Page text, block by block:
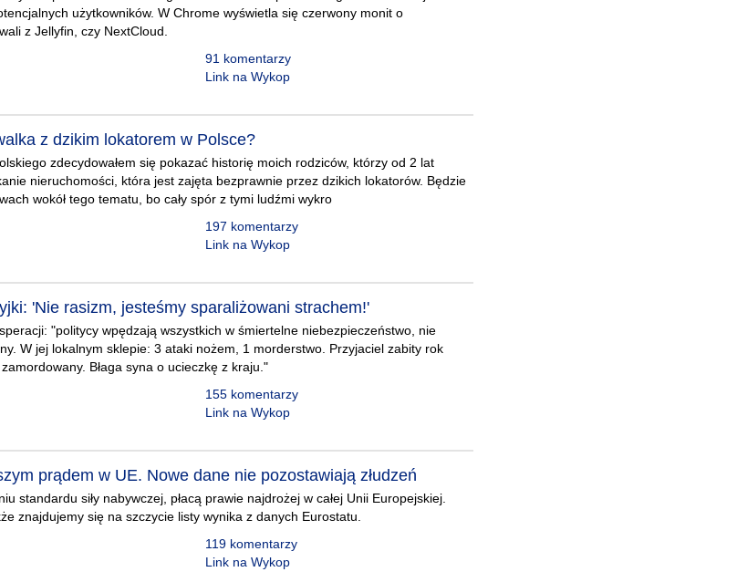
użytkowników. W Chrome wyświetla się czerwony monit o
z Jellyfin, czy NextCloud.
91 komentarzy
Link na Wykop
z dzikim lokatorem w Polsce?
zdecydowałem się pokazać historię moich rodziców, którzy od 2 lat
nieruchomości, która jest zajęta bezprawnie przez dzikich lokatorów. Będzie
wokół tego tematu, bo cały spór z tymi ludźmi wykro
197 komentarzy
Link na Wykop
'Nie rasizm, jesteśmy sparaliżowani strachem!'
"politycy wpędzają wszystkich w śmiertelne niebezpieczeństwo, nie
W jej lokalnym sklepie: 3 ataki nożem, 1 morderstwo. Przyjaciel zabity rok
Błaga syna o ucieczkę z kraju."
155 komentarzy
Link na Wykop
prądem w UE. Nowe dane nie pozostawiają złudzeń
standardu siły nabywczej, płacą prawie najdrożej w całej Unii Europejskiej.
znajdujemy się na szczycie listy wynika z danych Eurostatu.
119 komentarzy
Link na Wykop